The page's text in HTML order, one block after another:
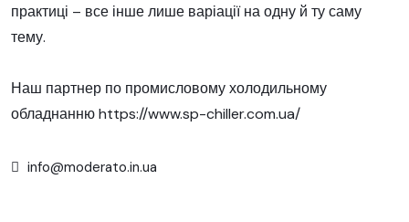
практиці – все інше лише варіації на одну й ту саму
тему.
Наш партнер по промисловому холодильному
обладнаннюhttps://www.sp-chiller.com.ua/
info@moderato.in.ua